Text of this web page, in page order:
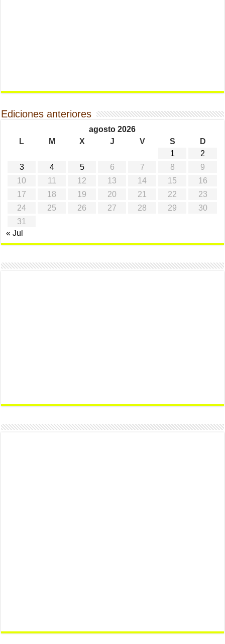
Ediciones anteriores
agosto 2026
L
M X J V S
D
1
2
3
4 5 6 7 8
9
10
11 12 13 14 15
16
17
18 19 20 21 22
23
24
25 26 27 28 29
30
31
« Jul